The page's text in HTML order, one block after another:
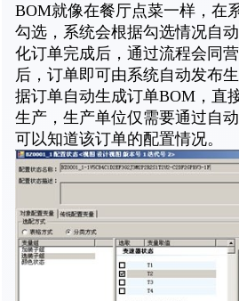
BOM就像在餐厅点菜一样，在
勾选，系统会根据勾选情况自
化订单完成后，通过流程会同
后，订单即可由系统自动发布
据订单自动生成订单BOM，直
生产，生产单位仅需要通过自
可以知道该订单的配置情况。